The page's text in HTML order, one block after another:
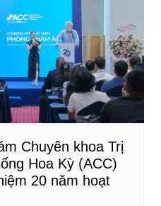
Chuyên khoa Trị
Hoa Kỳ (ACC)
20 năm hoạt